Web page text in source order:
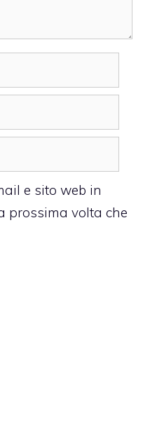
e sito web in
prossima volta che